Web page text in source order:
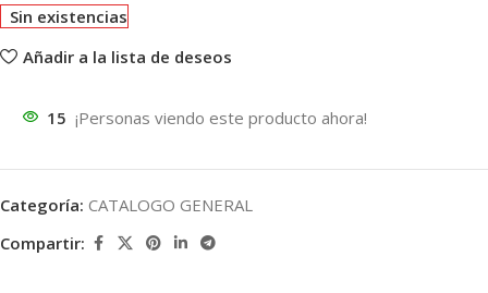
Sin existencias
Añadir a la lista de deseos
15 ¡Personas viendo este producto ahora!
Categoría: CATALOGO GENERAL
Compartir: